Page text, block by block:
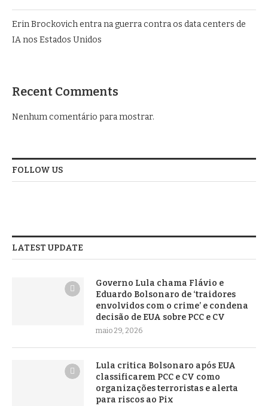
Erin Brockovich entra na guerra contra os data centers de
IA nos Estados Unidos
Recent Comments
Nenhum comentário para mostrar.
FOLLOW US
LATEST UPDATE
Governo Lula chama Flávio e
Eduardo Bolsonaro de ‘traidores
envolvidos com o crime’ e condena
decisão de EUA sobre PCC e CV
maio 29, 2026
Lula critica Bolsonaro após EUA
classificarem PCC e CV como
organizações terroristas e alerta
para riscos ao Pix